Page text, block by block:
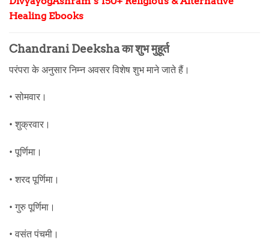
Healing Ebooks
Chandrani Deeksha का शुभ मुहूर्त
परंपरा के अनुसार निम्न अवसर विशेष शुभ माने जाते हैं।
• सोमवार।
• शुक्रवार।
• पूर्णिमा।
• शरद पूर्णिमा।
• गुरु पूर्णिमा।
• वसंत पंचमी।